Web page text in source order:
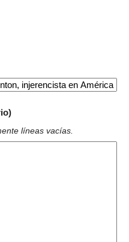
líneas vacías.